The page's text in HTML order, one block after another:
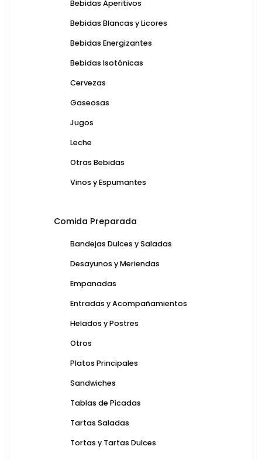
Bebidas Aperitivos
Bebidas Blancas y Licores
Bebidas Energizantes
Bebidas Isotónicas
Cervezas
Gaseosas
Jugos
Leche
Otras Bebidas
Vinos y Espumantes
Comida Preparada
Bandejas Dulces y Saladas
Desayunos y Meriendas
Empanadas
Entradas y Acompañamientos
Helados y Postres
Otros
Platos Principales
Sandwiches
Tablas de Picadas
Tartas Saladas
Tortas y Tartas Dulces